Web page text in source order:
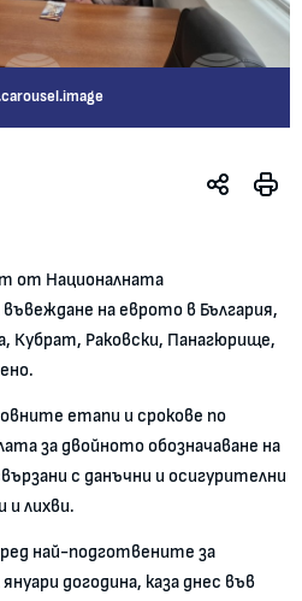
от Националната
на еврото в България,
Кубрат, Раковски, Панагюрище,
етапи и срокове по
за двойното обозначаване на
с данъчни и осигурителни
и лихви.
най-подготвените за
догодина, каза днес във